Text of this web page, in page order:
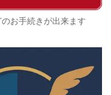
お手続きが出来ます